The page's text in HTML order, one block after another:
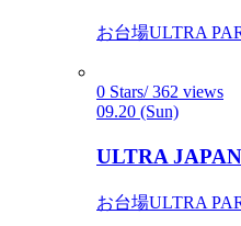
お台場ULTRA
0 Stars/ 362 views
09.20 (Sun)
ULTRA JAPAN
お台場ULTRA